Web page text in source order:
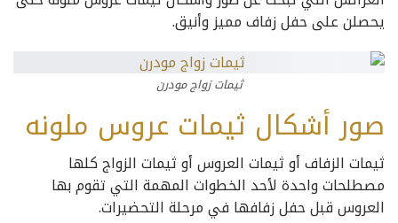
يحصلن على حفل زفاف مميز وأنيق.
ثيمات زواج مودرن
صور أشكال ثيمات عروس ملونه
ثيمات الزفاف أو ثيمات العروس أو ثيمات الزواج كلها
مصطلحات واحدة لأحد الخطوات المهمة التي تقوم بها
العروس قبل حفل زفافها في مرحلة التحضيرات.